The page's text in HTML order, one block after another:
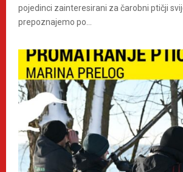
pojedinci zainteresirani za čarobni ptičji
prepoznajemo po...